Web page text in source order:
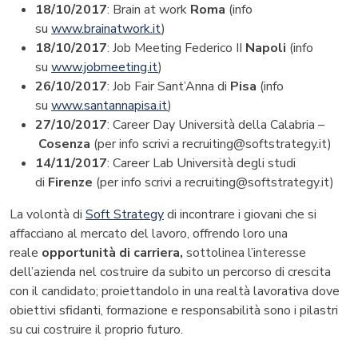
18/10/2017: Brain at work Roma (info
su www.brainatwork.it)
18/10/2017: Job Meeting Federico II Napoli (info
su www.jobmeeting.it)
26/10/2017: Job Fair Sant’Anna di Pisa (info
su www.santannapisa.it)
27/10/2017: Career Day Università della Calabria –
Cosenza (per info scrivi a recruiting@softstrategy.it)
14/11/2017: Career Lab Università degli studi
di Firenze (per info scrivi a recruiting@softstrategy.it)
La volontà di Soft Strategydi incontrare i giovani che si
affacciano al mercato del lavoro, offrendo loro una
reale opportunità di carriera, sottolinea l’interesse
dell’azienda nel costruire da subito un percorso di crescita
con il candidato; proiettandolo in una realtà lavorativa dove
obiettivi sfidanti, formazione e responsabilità sono i pilastri
su cui costruire il proprio futuro.